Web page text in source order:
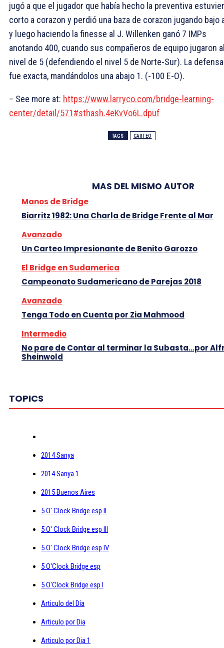
jugó a que el jugador que había hecho la preventiva
corto a corazon y perdió una baza de corazon jugando bajo
y luego haciendo la finesse al J. Willenken ganó 7 IMPs
anotando 400, cuando sus compañeros de equipo jugaron
nivel de 5 (defendiendo el nivel 5 de Norte-Sur). La defensa
fue exacta, mandándolos una abajo 1. (-100 E-O).
– See more at: https://www.larryco.com/bridge-learning-
center/detail/571#sthash.4eKvVo6L.dpuf
TAGS CARTEO
MAS DEL MISMO AUTOR
Manos de Bridge
Biarritz 1982: Una Charla de Bridge Frente al Mar
Avanzado
Un Carteo Impresionante de Benito Garozzo
El Bridge en Sudamerica
Campeonato Sudamericano de Parejas 2018
Avanzado
Tenga Todo en Cuenta por Zia Mahmood
Intermedio
No pare de Contar al terminar la Subasta…por
Sheinwold
TOPICS
2014 Sanya
2014 Sanya 1
2015 Buenos Aires
5 O' Clock Bridge esp II
5 O' Clock Bridge esp III
5 O' Clock Bridge esp IV
5 O'Clock Bridge esp
5 O'Clock Bridge esp I
Articulo del Día
Articulo por Dia
Articulo por Dia 1